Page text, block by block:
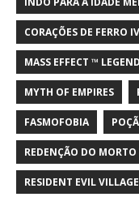
CORAÇÕES DE FERRO IV
MASS EFFECT ™
MYTH OF EMPIRES
FASMOFOBIA
REDENÇÃO DO
RESIDENT EVIL VILLAGE